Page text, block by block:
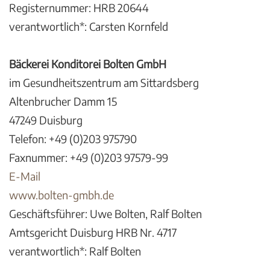
Registernummer: HRB 20644
verantwortlich*: Carsten Kornfeld
Bäckerei Konditorei Bolten GmbH
im Gesundheitszentrum am Sittardsberg
Altenbrucher Damm 15
47249 Duisburg
Telefon: +49 (0)203 975790
Faxnummer: +49 (0)203 97579-99
E-Mail
www.bolten-gmbh.de
Geschäftsführer: Uwe Bolten, Ralf Bolten
Amtsgericht Duisburg HRB Nr. 4717
verantwortlich*: Ralf Bolten